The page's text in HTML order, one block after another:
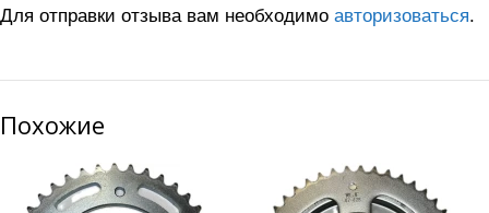
Для отправки отзыва вам необходимо авторизоваться.
Похожие